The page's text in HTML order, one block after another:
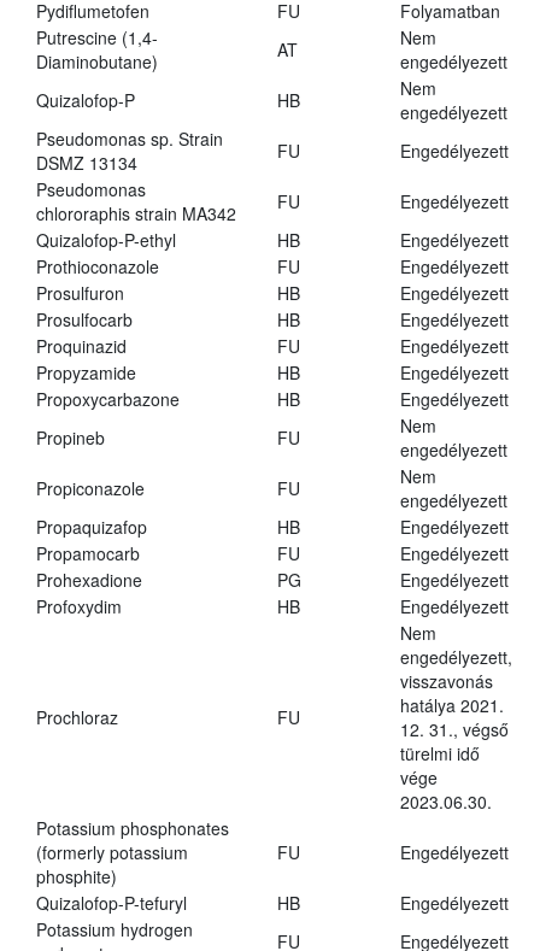
Pydiflumetofen
FU
Folyamatban
Putrescine (1,4-
Diaminobutane)
AT
Nem
engedélyezett
Quizalofop-P
HB
Nem
engedélyezett
Pseudomonas sp. Strain
DSMZ 13134
FU
Engedélyezett
Pseudomonas
chlororaphis strain MA342
FU
Engedélyezett
Quizalofop-P-ethyl
HB
Engedélyezett
Prothioconazole
FU
Engedélyezett
Prosulfuron
HB
Engedélyezett
Prosulfocarb
HB
Engedélyezett
Proquinazid
FU
Engedélyezett
Propyzamide
HB
Engedélyezett
Propoxycarbazone
HB
Engedélyezett
Propineb
FU
Nem
engedélyezett
Propiconazole
FU
Nem
engedélyezett
Propaquizafop
HB
Engedélyezett
Propamocarb
FU
Engedélyezett
Prohexadione
PG
Engedélyezett
Profoxydim
HB Engedélyezett
Prochloraz FU
Nem
engedélyezett,
visszavonás
hatálya 2021.
12. 31., végső
türelmi idő
vége
2023.06.30.
Potassium phosphonates
(formerly potassium
phosphite)
FU Engedélyezett
Quizalofop-P-tefuryl HB
Engedélyezett
Potassium hydrogen
FU Engedélyezett